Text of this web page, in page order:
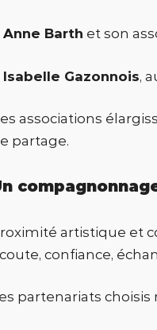
Anne Barth et son
Isabelle Gazonnois,
associations
partage.
artistique et
confiance,
partenariats